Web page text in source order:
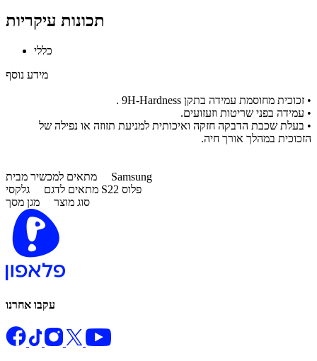
תכונות עיקריות
כללי
מידע נוסף
• זכוכית מחוסמת עמידה בתקן 9H-Hardness .
• עמידה בפני שריטות וזעזועים.
• בעלת שכבת הדבקה חזקה ואיכותית למניעת תזוזה או נפילה של
הזכוכית במהלך אורך חיה.
מתאים למכשיר מבית Samsung
מתאים לדגם
גלקסי S22 פלוס
סוג מוצר מגן מסך
עקבו אחרנו